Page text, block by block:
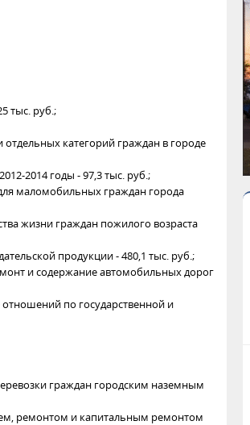
тыс. руб.;
категорий граждан в городе
2014 годы - 97,3 тыс. руб.;
маломобильных граждан города
жизни граждан пожилого возраста
продукции - 480,1 тыс. руб.;
и содержание автомобильных дорог
по государственной и
граждан городским наземным
ремонтом и капитальным ремонтом